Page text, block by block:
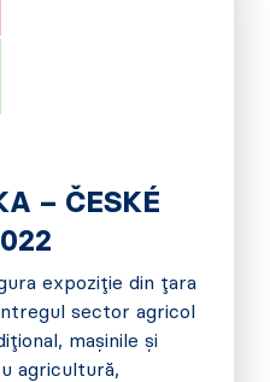
– ČESKÉ
expoziție din țara
sector agricol
mașinile și
agricultură,